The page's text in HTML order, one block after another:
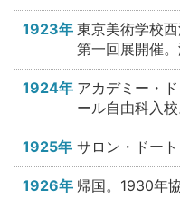
1923年 東京美術学校
第一回展開催。
1924年 アカデミー・
ール自由科入校
1925年 サロン・ドート
1926年 帰国。1930年